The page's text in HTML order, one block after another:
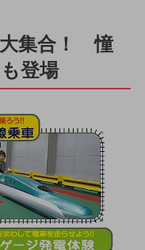
大集合！ 憧
登場